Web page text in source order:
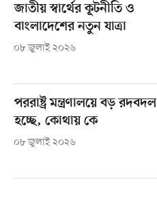
জাতীয় স্বার্থের কূটনীতি ও
বাংলাদেশের নতুন যাত্রা
০৮ জুলাই ২০২৬
পররাষ্ট্র মন্ত্রণালয়ে বড় রদবদল
হচ্ছে, কোথায় কে
০৮ জুলাই ২০২৬